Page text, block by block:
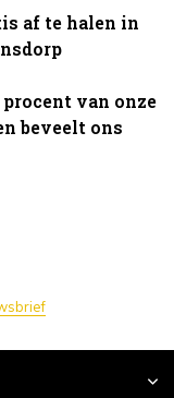
af te halen in
procent van onze
beveelt ons